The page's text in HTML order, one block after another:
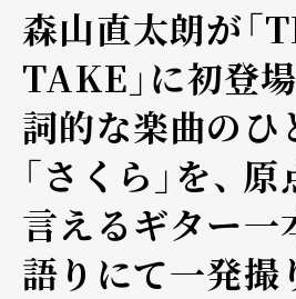
森山直太朗が「
TAKE」に初登
詞的な楽曲のひ
「さくら」を、
言えるギター一
語りにて一発撮